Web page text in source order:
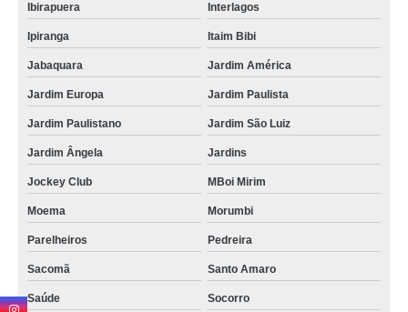
Ibirapuera Interlagos
Ipiranga Itaim Bibi
Jabaquara Jardim América
Jardim Europa Jardim Paulista
Jardim Paulistano Jardim São Luiz
Jardim Ângela Jardins
Jockey Club MBoi Mirim
Moema Morumbi
Parelheiros Pedreira
Sacomã Santo Amaro
Saúde Socorro